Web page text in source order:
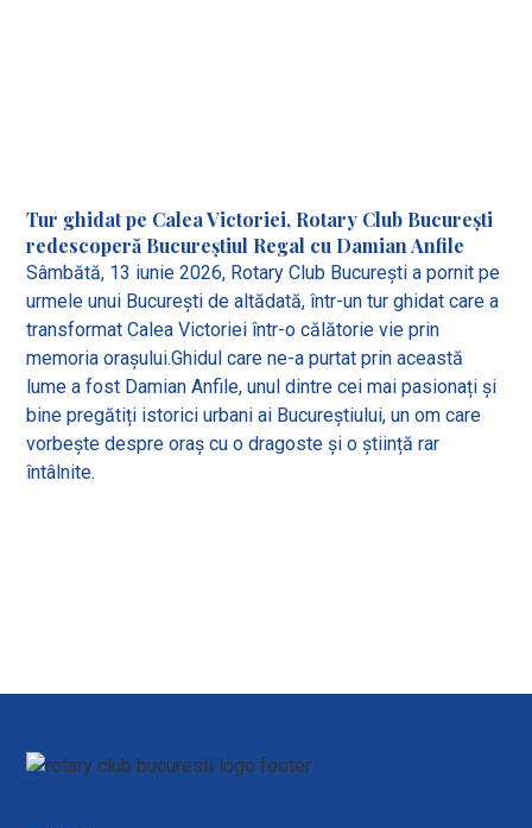
Tur ghidat pe Calea Victoriei, Rotary Club București
redescoperă Bucureștiul Regal cu Damian Anfile
Sâmbătă, 13 iunie 2026, Rotary Club București a pornit pe
urmele unui București de altădată, într-un tur ghidat care a
transformat Calea Victoriei într-o călătorie vie prin
memoria orașului.Ghidul care ne-a purtat prin această
lume a fost Damian Anfile, unul dintre cei mai pasionați și
bine pregătiți istorici urbani ai Bucureștiului, un om care
vorbește despre oraș cu o dragoste și o știință rar
întâlnite.